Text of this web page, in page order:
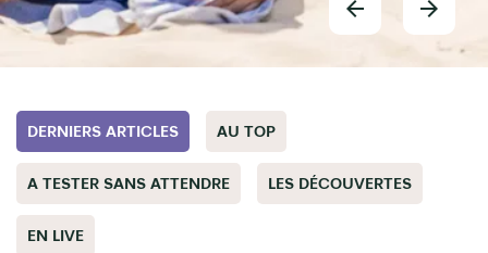
DERNIERS ARTICLES AU TOP
A TESTER SANS ATTENDRE LES DÉCOUVERTES
EN LIVE